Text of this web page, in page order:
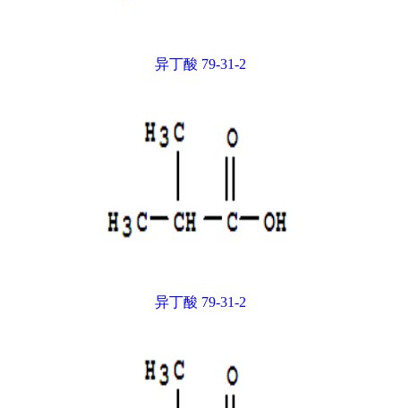
异丁酸 79-31-2
异丁酸 79-31-2